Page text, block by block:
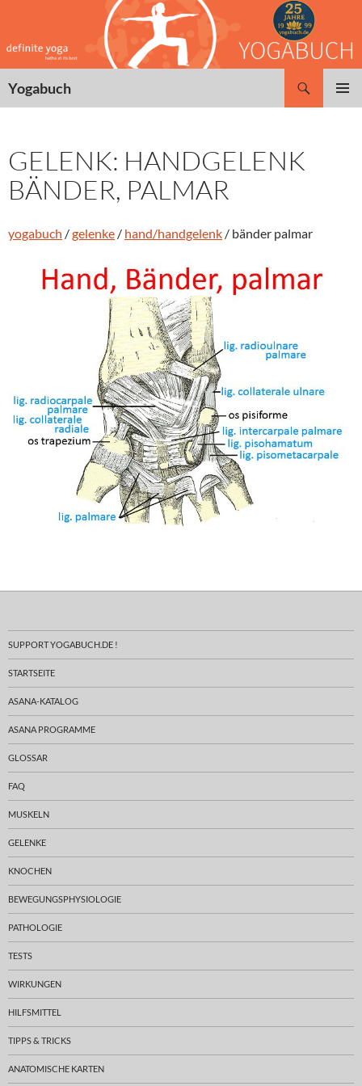
springen
Yogabuch
GELENK: HANDGELENK
BÄNDER, PALMAR
yogabuch /gelenke / hand/handgelenk / bänder palmar
SUPPORT YOGABUCH.DE !
STARTSEITE
ASANA-KATALOG
ASANA PROGRAMME
GLOSSAR
FAQ
MUSKELN
GELENKE
KNOCHEN
BEWEGUNGSPHYSIOLOGIE
PATHOLOGIE
TESTS
WIRKUNGEN
HILFSMITTEL
TIPPS & TRICKS
ANATOMISCHE KARTEN